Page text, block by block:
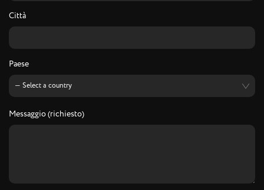
Città
Paese
Messaggio (richiesto)